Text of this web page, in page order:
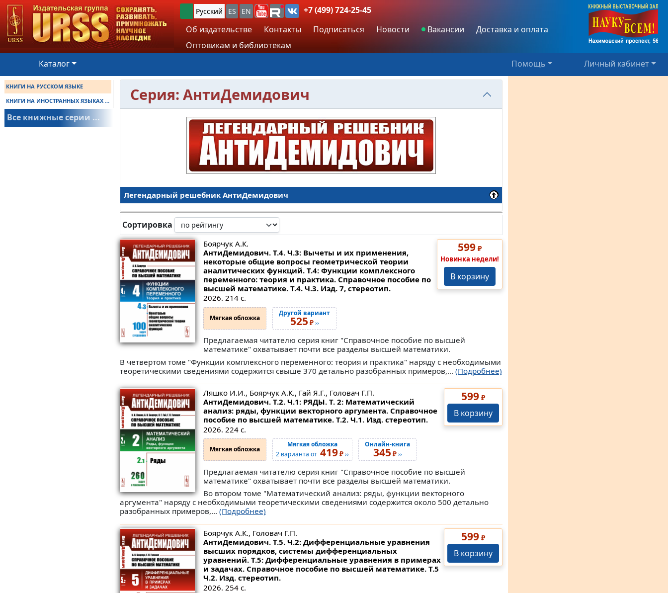
Русский ES EN
+7 (499) 724-25-45
Об издательстве
Контакты Подписаться Новости Вакансии
Доставка и оплата
Оптовикам и библиотекам
Каталог
Помощь Личный кабинет
КНИГИ НА РУССКОМ ЯЗЫКЕ
КНИГИ НА ИНОСТРАННЫХ ЯЗЫКАХ ...
Все книжные серии ...
Серия: АнтиДемидович
Легендарный решебник АнтиДемидович
Сортировка
599 ₽
Новинка недели!
В корзину
Боярчук А.К.
АнтиДемидович. Т.4. Ч.3: Вычеты и их применения,
некоторые общие вопросы геометрической теории
аналитических функций. Т.4: Функции комплексного
переменного: теория и практика. Справочное пособие по
высшей математике. Т.4. Ч.3. Изд. 7, стереотип.
2026. 214 с.
Мягкая обложка
Другой вариант
525 ₽››
Предлагаемая читателю серия книг "Справочное пособие по высшей
математике" охватывает почти все разделы высшей математики.
В четвертом томе "Функции комплексного переменного: теория и практика" наряду с необходимыми
теоретическими сведениями содержится свыше 370 детально разобранных примеров,... (Подробнее)
599 ₽
В корзину
Ляшко И.И., Боярчук А.К., Гай Я.Г., Головач Г.П.
АнтиДемидович. Т.2. Ч.1: РЯДЫ. Т. 2: Математический
анализ: ряды, функции векторного аргумента. Справочное
пособие по высшей математике. Т.2. Ч.1. Изд. стереотип.
2026. 224 с.
Мягкая обложка
Мягкая обложка
2 варианта от 419₽››
Онлайн-книга
345 ₽››
Предлагаемая читателю серия книг "Справочное пособие по высшей
математике" охватывает почти все разделы высшей математики.
Во втором томе "Математический анализ: ряды, функции векторного
аргумента" наряду с необходимыми теоретическими сведениями содержится около 500 детально
разобранных примеров,... (Подробнее)
599 ₽
В корзину
Боярчук А.К., Головач Г.П.
АнтиДемидович. Т.5. Ч.2: Дифференциальные уравнения
высших порядков, системы дифференциальных
уравнений. Т.5: Дифференциальные уравнения в примерах
и задачах. Справочное пособие по высшей математике. Т.5
Ч.2. Изд. стереотип.
2026. 254 с.